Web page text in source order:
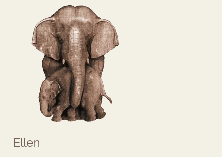
Ellen